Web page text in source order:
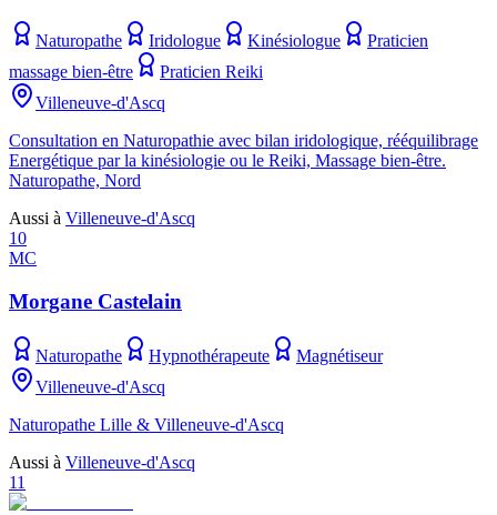
Naturopathe Iridologue Kinésiologue
Praticien
massage bien-être
Praticien Reiki
Villeneuve-d'Ascq
Consultation en Naturopathie avec bilan iridologique, rééquilibrage
Energétique par la kinésiologie ou le Reiki, Massage bien-être.
Naturopathe, Nord
Aussi à Villeneuve-d'Ascq
10
MC
Morgane Castelain
Naturopathe Hypnothérapeute
Magnétiseur
Villeneuve-d'Ascq
Naturopathe Lille & Villeneuve-d'Ascq
Aussi à Villeneuve-d'Ascq
11